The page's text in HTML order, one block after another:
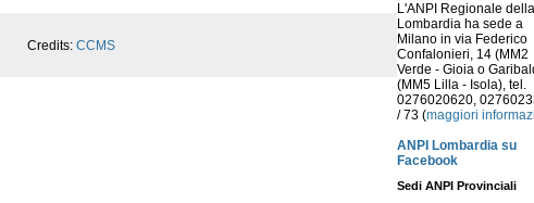
L'ANPI Regionale della
Lombardia ha sede a
Milano in via Federico
Confalonieri, 14 (MM2
Verde - Gioia o
(MM5 Lilla - Isola), tel.
0276020620,
/ 73 (maggiori
ANPI Lombardia su
Facebook
Sedi ANPI Provinciali
Credits: CCMS